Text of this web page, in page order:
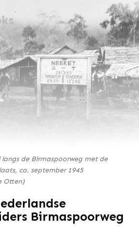
de Birmaspoorweg met de
ca. september 1945
Otten)
Birmaspoorweg